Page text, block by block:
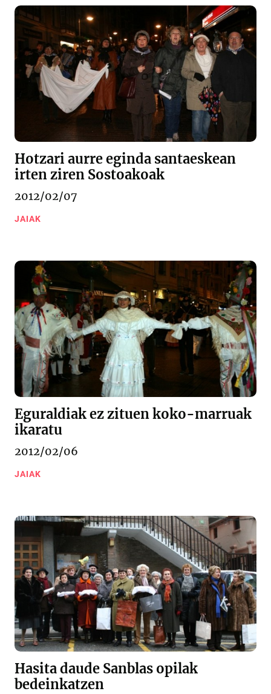
Hotzari aurre eginda santaeskean
irten ziren Sostoakoak
2012/02/07
JAIAK
Eguraldiak ez zituen koko-marruak
ikaratu
2012/02/06
JAIAK
Hasita daude Sanblas opilak
bedeinkatzen